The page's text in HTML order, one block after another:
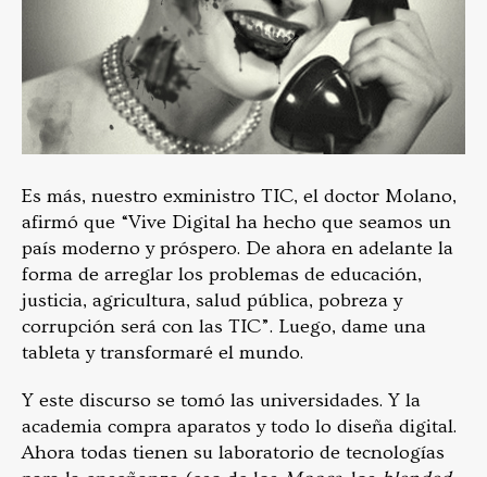
Es más, nuestro exministro TIC, el doctor Molano,
afirmó que “Vive Digital ha hecho que seamos un
país moderno y próspero. De ahora en adelante la
forma de arreglar los problemas de educación,
justicia, agricultura, salud pública, pobreza y
corrupción será con las TIC”. Luego, dame una
tableta y transformaré el mundo.
Y este discurso se tomó las universidades. Y la
academia compra aparatos y todo lo diseña digital.
Ahora todas tienen su laboratorio de tecnologías